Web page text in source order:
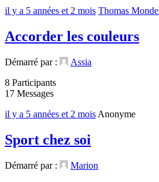
il y a 5 années et 2 mois Thomas
Accorder les couleurs
Démarré par :
Assia
8 Participants
17 Messages
il y a 5 années et 2 mois Anonyme
Sport chez soi
Démarré par :
Marion